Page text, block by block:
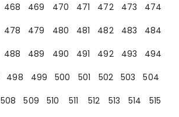
468 469 470 471 472 473
474
478 479 480 481 482 483
484
488 489 490 491 492 493
494
498 499 500 501 502 503
504
508 509 510 511 512 513 514
515